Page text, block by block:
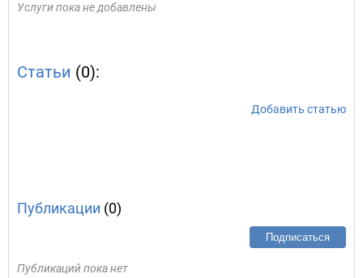
Услуги пока не добавлены
Статьи (0):
Добавить статью
Публикации (0)
Подписаться
Публикаций пока нет